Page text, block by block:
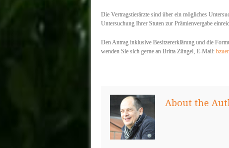
Die Vertragstierärzte sind über ein mögliches
Untersuchung Ihrer Stuten zur Prämienvergabe
Den Antrag inklusive Besitzererklärung und die
wenden Sie sich gerne an Britta Züngel, E-Mail:
About the